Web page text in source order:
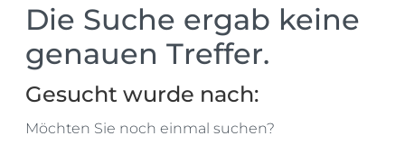
Die Suche ergab keine
genauen Treffer.
Gesucht wurde nach:
Möchten Sie noch einmal suchen?